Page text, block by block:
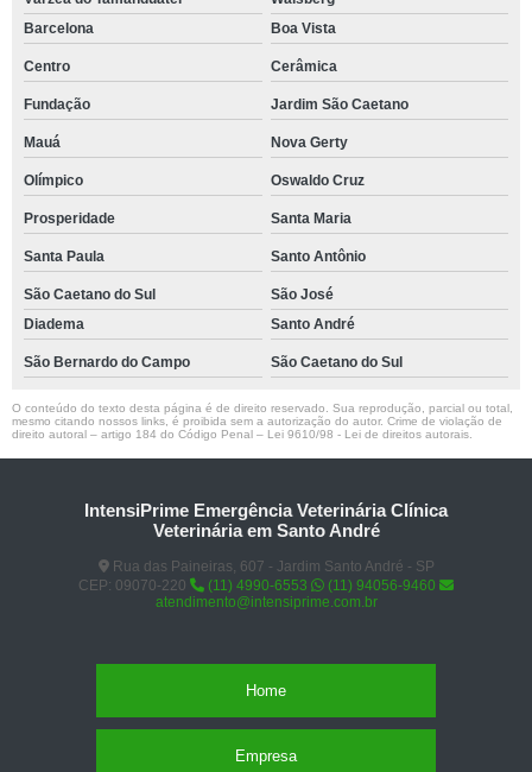
Barcelona
Boa Vista
Centro Cerâmica
Fundação Jardim São Caetano
Mauá Nova Gerty
Olímpico Oswaldo Cruz
Prosperidade Santa Maria
Santa Paula Santo Antônio
São Caetano do Sul
São José
Diadema
Santo André
São Bernardo do Campo São Caetano do Sul
O conteúdo do texto desta página é de direito reservado. Sua reprodução, parcial ou total,
mesmo citando nossos links, é proibida sem a autorização do autor. Crime de violação de
direito autoral – artigo 184 do Código Penal – Lei 9610/98 - Lei de direitos autorais
IntensiPrime Emergência Veterinária Clínica
Veterinária em Santo André
Rua das Paineiras, 607 - Jardim Santo André - SP
CEP: 09070-220
(11) 4990-6553
(11) 94056-9460
atendimento@intensiprime.com.br
Home
Empresa